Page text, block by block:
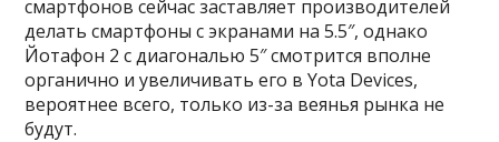
смартфонов сейчас заставляет производителей
делать смартфоны с экранами на 5.5″, однако
Йотафон 2 с диагональю 5″ смотрится вполне
органично и увеличивать его в Yota Devices,
вероятнее всего, только из-за веянья рынка не
будут.